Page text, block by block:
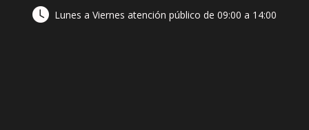
Lunes a Viernes atención público de 09:00 a 14:00